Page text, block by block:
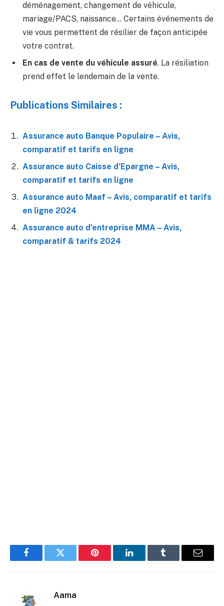
déménagement, changement de véhicule,
mariage/PACS, naissance… Certains événements de
vie vous permettent de résilier de façon anticipée
votre contrat.
En cas de vente du véhicule assuré. La résiliation
prend effet le lendemain de la vente.
Publications Similaires :
Assurance auto Banque Populaire – Avis,
comparatif et tarifs en ligne
Assurance auto Caisse d’Epargne – Avis,
comparatif et tarifs en ligne
Assurance auto Maaf – Avis, comparatif et tarifs
en ligne 2024
Assurance auto d’entreprise MMA – Avis,
comparatif & tarifs 2024
FacebookTwitter Pinterest LinkedInTumblr
E-
Aama